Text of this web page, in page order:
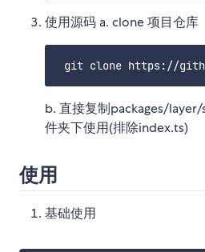
使用源码 a. clone 项目仓库
b. 直接复制packages/
件夹下使用(排除index.ts)
使用
基础使用